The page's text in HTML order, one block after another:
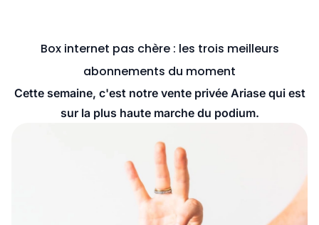
Streaming
Box internet pas chère : les trois meilleurs
abonnements du moment
Cette semaine, c'est notre vente privée Ariase qui est
sur la plus haute marche du podium.